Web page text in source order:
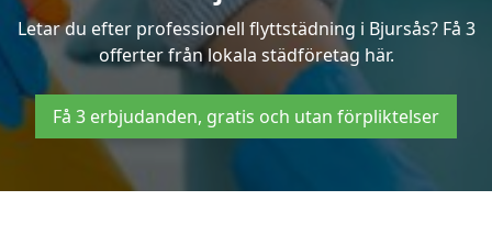
Letar du efter professionell flyttstädning i Bjursås? Få 3
offerter från lokala städföretag här.
Få 3 erbjudanden, gratis och utan förpliktelser